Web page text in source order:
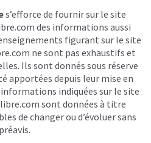
s’efforce de fournir sur le site
des informations aussi
figurant sur le site
ne sont pas exhaustifs et
Ils sont donnés sous réserve
apportées depuis leur mise en
indiquées sur le site
sont données à titre
de changer ou d’évoluer sans
préavis.